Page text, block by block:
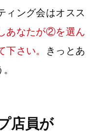
ィング会はオスス
あなたが②を選ん
さい。
きっとあ
店員が